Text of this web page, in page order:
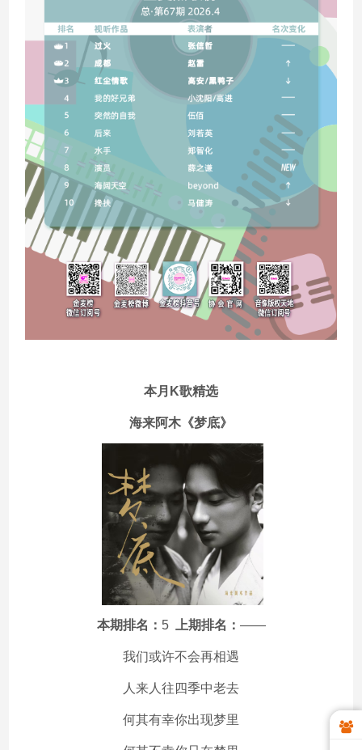
本月K歌精选
海来阿木《梦底》
本期排名： 5 上期排名： ——
我们或许不会再相遇
人来人往四季中老去
何其有幸你出现梦里